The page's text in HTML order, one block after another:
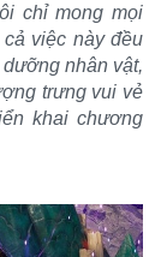
chỉ mong mọi
việc này đều
nhân vật,
trưng vui vẻ
khai chương